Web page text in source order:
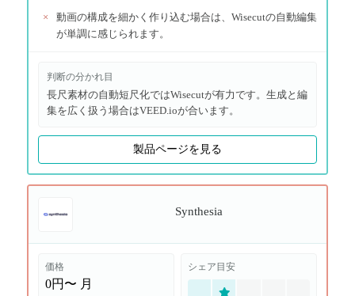
×
動画の構成を細かく作り込む場合は、Wisecutの自動編集
が単調に感じられます。
判断の分かれ目
長尺素材の自動短尺化ではWisecutが有力です。生成と編
集を広く扱う場合はVEED.ioが合います。
製品ページを見る
Synthesia
価格
0円〜 月
シェア目安